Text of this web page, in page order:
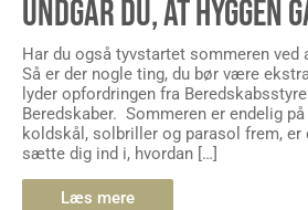
UNDGÅR DU, AT HYGGEN
Har du også tyvstartet sommeren
Så er der nogle ting, du bør være
lyder opfordringen fra
Beredskaber. Sommeren er endelig
koldskål, solbriller og parasol frem, er
sætte dig ind i, hvordan […]
Læs mere